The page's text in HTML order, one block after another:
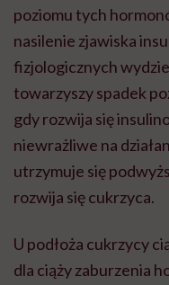
poziomu tych
nasilenie zjawiska
fizjologicznych
towarzyszy spadek
gdy rozwija się
niewrażliwe na
utrzymuje się
rozwija się cukrzyca.
U podłoża cukrzycy
dla ciąży zaburzenia